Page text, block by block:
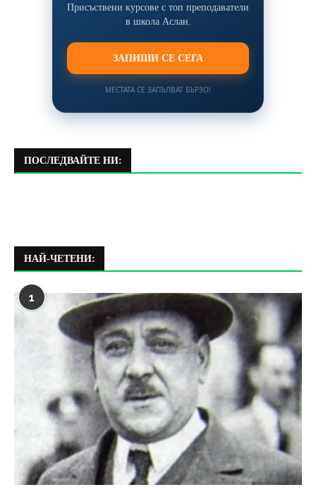
Присъствени курсове с топ преподаватели
в школа Аслан.
ЗАПИШИ СЕ СЕГА
МЕСТАТА СЕ ЗАПЪЛВАТ БЪРЗО!
ПОСЛЕДВАЙТЕ НИ:
НАЙ-ЧЕТЕНИ:
1